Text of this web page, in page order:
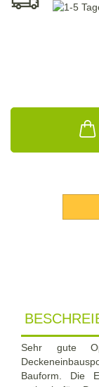
Sehr gute
Bauform. Die